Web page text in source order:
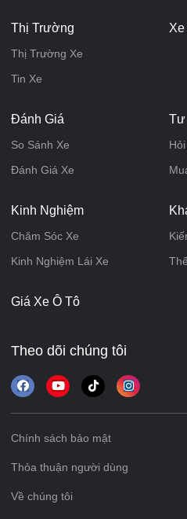
Thị Trường
Thị Trường Xe
Tin Xe
Đánh Giá
So Sánh Xe
Đánh Giá Xe
Tư
Kinh Nghiệm
Chăm Sóc Xe
Kinh Nghiệm Lái Xe
Giá Xe Ô Tô
Theo dõi chúng tôi
Chính sách bảo mật
Thỏa thuận người dùng
Về chúng tôi